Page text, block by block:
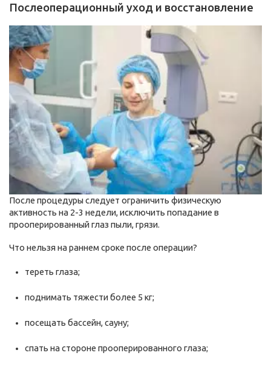
Послеоперационный уход и восстановление
После процедуры следует ограничить физическую
активность на 2-3 недели, исключить попадание в
прооперированный глаз пыли, грязи.
Что нельзя на раннем сроке после операции?
тереть глаза;
поднимать тяжести более 5 кг;
посещать бассейн, сауну;
спать на стороне прооперированного глаза;